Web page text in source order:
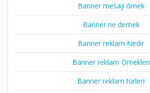
Banner mesajı örnek
Banner ne demek
Banner reklam Nedir
Banner reklam Örnekleri
Banner reklam türleri